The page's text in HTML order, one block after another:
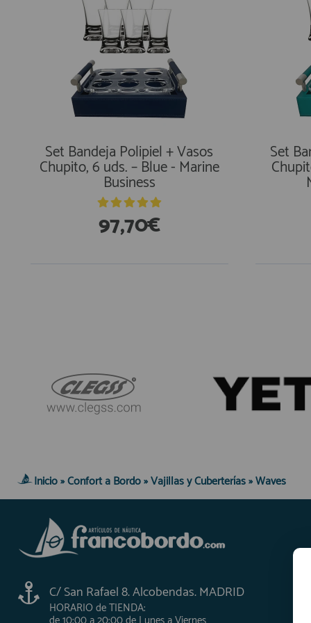
Set Bandeja Polipiel + Vasos
Chupito, 6 uds. – Blue - Marine
Business
97,70€
Set
Inicio»Confort a Bordo»Vajillas y Cuberterías»Waves
C/ San Rafael 8. Alcobendas. MADRID
HORARIO de TIENDA: